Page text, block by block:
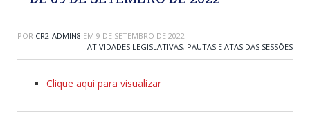
POR CR2-ADMIN8 EM 9 DE SETEMBRO DE 2022
ATIVIDADES LEGISLATIVAS, PAUTAS E ATAS DAS SESSÕES
Clique aqui para visualizar